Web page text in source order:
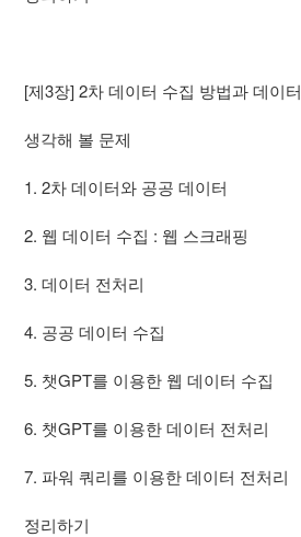
[제3장] 2차 데이터 수집 방법과 데이
생각해 볼 문제
1. 2차 데이터와 공공 데이터
2. 웹 데이터 수집 : 웹 스크래핑
3. 데이터 전처리
4. 공공 데이터 수집
5. 챗GPT를 이용한 웹 데이터 수집
6. 챗GPT를 이용한 데이터 전처리
7. 파워 쿼리를 이용한 데이터 전처리
정리하기